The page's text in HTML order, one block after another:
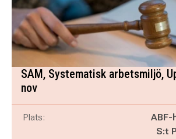
SAM, Systematisk arbetsmiljö,
nov
Plats:
ABF-
S:t